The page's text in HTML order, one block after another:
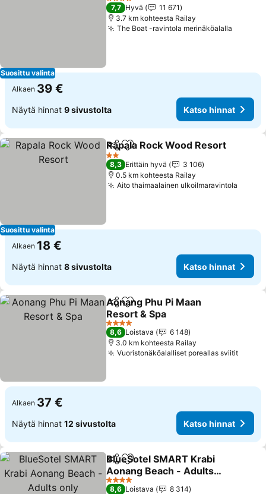
Suosittu valinta
4 Tähtiluokitus
7,7 Hyvä
11 671
3.7 km kohteesta Railay
The Boat -ravintola merinäköalalla
Alkaen 39 €
Näytä hinnat 9 sivustolta Katso hinnat
Suosittu valinta
Jaa Lisää suosikkeihin
Rapala Rock Wood Resort
2 Tähtiluokitus
8,3 Erittäin hyvä
3 106
0.5 km kohteesta Railay
Aito thaimaalainen ulkoilmaravintola
Alkaen 18 €
Näytä hinnat 8 sivustolta Katso hinnat
Jaa Lisää suosikkeihin
Aonang Phu Pi Maan
Resort & Spa
4 Tähtiluokitus
8,6 Loistava
6 148
3.0 km kohteesta Railay
Vuoristonäköalalliset poreallas sviitit
Alkaen 37 €
Näytä hinnat 12 sivustolta Katso hinnat
Jaa Lisää suosikkeihin
BlueSotel SMART Krabi
Aonang Beach - Adults
only
4 Tähtiluokitus
8,6 Loistava
8 314